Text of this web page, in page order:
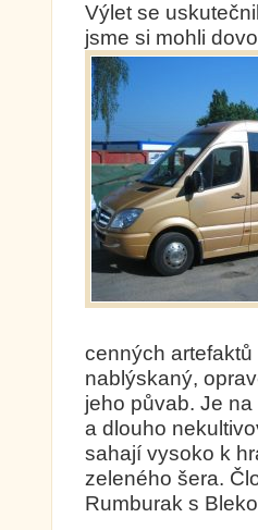
Výlet se
jsme si mohli
cenných
nablýskaný,
jeho půvab. Je
a dlouho
sahají vysoko k
zeleného šera.
Rumburak s